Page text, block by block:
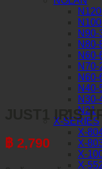
N90-
N80-
N60-
N70-
N60-
N40-
N30-
N21
X-SERIES
X-
X-
X-
X-
JUST1 IRIS
฿ 2,790